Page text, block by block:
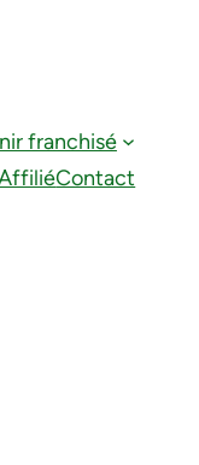
franchisé
Contact